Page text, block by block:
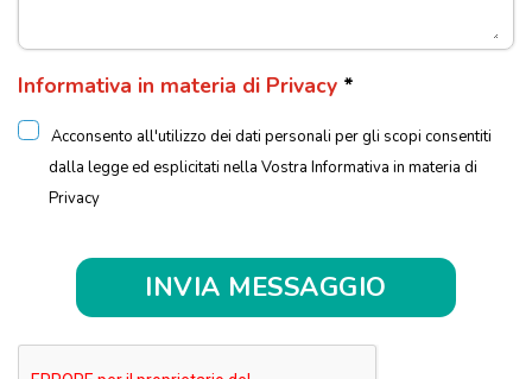
Informativa in materia di Privacy *
Acconsento all'utilizzo dei dati personali per gli scopi consentiti
dalla legge ed esplicitati nella Vostra Informativa in materia di
Privacy